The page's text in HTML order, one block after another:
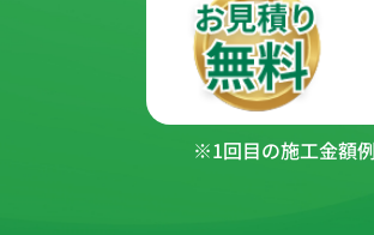
※1回目の施工金額